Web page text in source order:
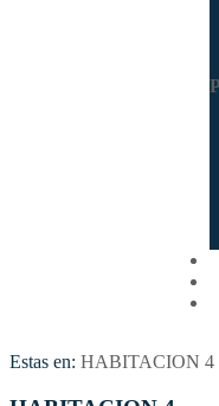
Estas en: HABITACION 4